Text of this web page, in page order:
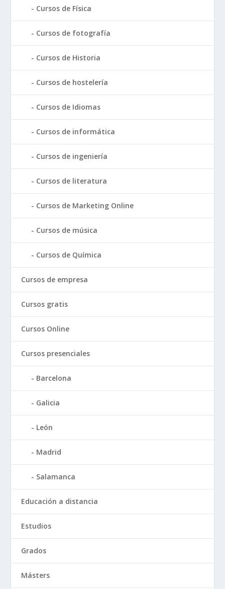
Cursos de Física
Cursos de fotografía
Cursos de Historia
Cursos de hostelería
Cursos de Idiomas
Cursos de informática
Cursos de ingeniería
Cursos de literatura
Cursos de Marketing Online
Cursos de música
Cursos de Química
Cursos de empresa
Cursos gratis
Cursos Online
Cursos presenciales
Barcelona
Galicia
León
Madrid
Salamanca
Educación a distancia
Estudios
Grados
Másters